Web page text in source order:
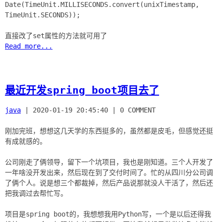
Date(TimeUnit.MILLISECONDS.convert(unixTimestamp,
TimeUnit.SECONDS));
Read more...
最近开发spring boot项目去了
java 2020-01-19 20:45:40 0 COMMENT
刚加完班，想想这几天学的东西挺多的，虽然都是皮毛，但感觉还挺
有成就感的。
公司刚走了俩领导，留下一个坑项目，我也是刚知道。三个人开发了
一年啥没开发出来，然后现在到了交付时间了。忙的从四川分公司调
了俩个人。说是想三个都裁掉，然后产品说那就没人干活了，然后还
把我调过去帮忙写。
项目是spring boot的，我想想我用Python写，一个是以后还得我